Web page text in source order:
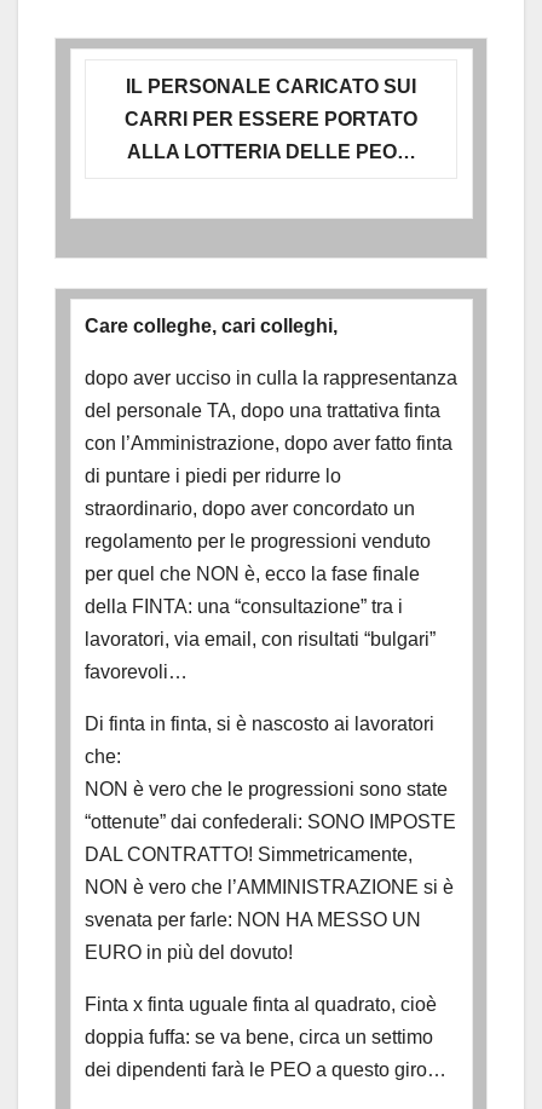
IL PERSONALE CARICATO SUI
CARRI PER ESSERE PORTATO
ALLA LOTTERIA DELLE PEO…
Care colleghe, cari colleghi,
dopo aver ucciso in culla la rappresentanza
del personale TA, dopo una trattativa finta
con l’Amministrazione, dopo aver fatto finta
di puntare i piedi per ridurre lo
straordinario, dopo aver concordato un
regolamento per le progressioni venduto
per quel che NON è, ecco la fase finale
della FINTA: una “consultazione” tra i
lavoratori, via email, con risultati “bulgari”
favorevoli…
Di finta in finta, si è nascosto ai lavoratori
che:
NON è vero che le progressioni sono state
“ottenute” dai confederali: SONO IMPOSTE
DAL CONTRATTO! Simmetricamente,
NON è vero che l’AMMINISTRAZIONE si è
svenata per farle: NON HA MESSO UN
EURO in più del dovuto!
Finta x finta uguale finta al quadrato, cioè
doppia fuffa: se va bene, circa un settimo
dei dipendenti farà le PEO a questo giro…